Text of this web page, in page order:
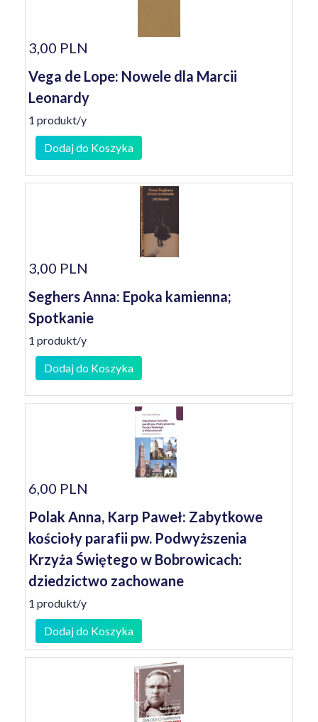
3,00 PLN
Vega de Lope: Nowele dla Marcii
Leonardy
1 produkt/y
Dodaj do Koszyka
3,00 PLN
Seghers Anna: Epoka kamienna;
Spotkanie
1 produkt/y
Dodaj do Koszyka
6,00 PLN
Polak Anna, Karp Paweł: Zabytkowe
kościoły parafii pw. Podwyższenia
Krzyża Świętego w Bobrowicach:
dziedzictwo zachowane
1 produkt/y
Dodaj do Koszyka